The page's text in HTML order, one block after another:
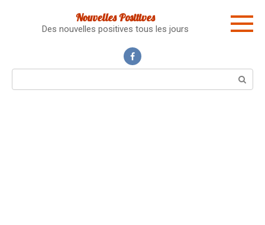
Nouvelles Positives
Des nouvelles positives tous les jours